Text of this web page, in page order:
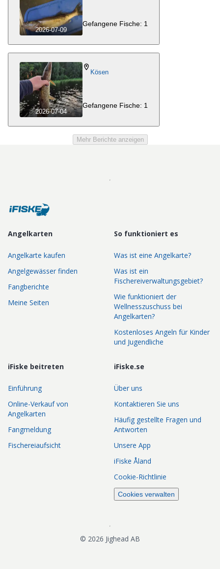
2026-07-09
Gefangene Fische: 1
2026-07-04
Kösen
Gefangene Fische: 1
Mehr Berichte anzeigen
Angelkarten
Angelkarte kaufen
Angelgewässer finden
Fangberichte
Meine Seiten
So funktioniert es
Was ist eine Angelkarte?
Was ist ein
Fischereiverwaltungsgebiet?
Wie funktioniert der
Wellnesszuschuss bei
Angelkarten?
Kostenloses Angeln für Kinder
und Jugendliche
iFiske beitreten
Einführung
Online-Verkauf von
Angelkarten
Fangmeldung
Fischereiaufsicht
iFiske.se
Über uns
Kontaktieren Sie uns
Häufig gestellte Fragen und
Antworten
Unsere App
iFiske Åland
Cookie-Richtlinie
Cookies verwalten
© 2026 Jighead AB